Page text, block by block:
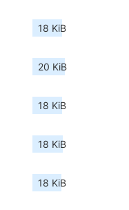
18 KiB
20 KiB
18 KiB
18 KiB
18 KiB